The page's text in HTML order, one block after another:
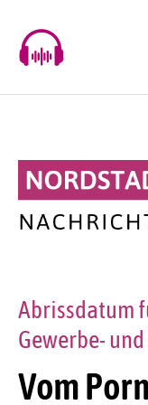
content
Vom
Abrissdatum
Gewerbe-